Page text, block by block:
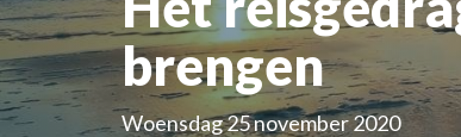
brengen
Woensdag 25 november 2020